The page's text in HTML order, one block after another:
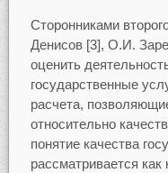
Сторонниками
Денисов [3], О.И.
оценить
государственные
расчета,
относительно
понятие качества
рассматривается